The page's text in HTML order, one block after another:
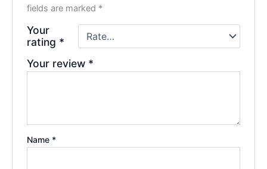
fields are marked *
Your
rating *
Your review *
Name *